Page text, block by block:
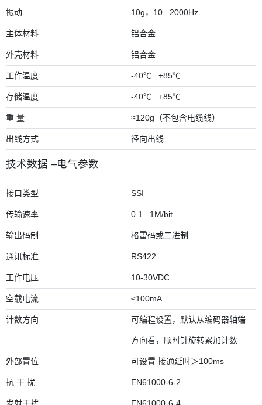
振动 10g，10...2000Hz
主体材料 铝合金
外壳材料 铝合金
工作温度 -40℃...+85℃
存储温度 -40℃...+85℃
重 量 ≈120g（不包含电缆线）
出线方式 径向出线
技术数据 –电气参数
接口类型 SSI
传输速率 0.1...1M/bit
输出码制 格雷码或二进制
通讯标准 RS422
工作电压 10-30VDC
空载电流 ≤100mA
计数方向 可编程设置，默认从编码器轴端
方向看，顺时针旋转累加计数
外部置位 可设置 接通延时＞100ms
抗 干 扰 EN61000-6-2